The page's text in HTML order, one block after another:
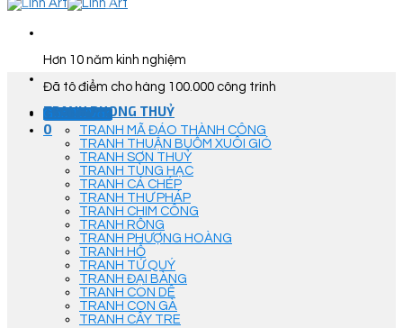
Hơn 10 năm kinh nghiệm
Đã tô điểm cho hàng 100.000 công trình
Góc Tư Vấn
0
TRANH PHONG THUỶ
TRANH MÃ ĐÁO THÀNH CÔNG
TRANH THUẬN BUỒM XUÔI GIÓ
TRANH SƠN THUỶ
TRANH TÙNG HẠC
TRANH CÁ CHÉP
TRANH THƯ PHÁP
TRANH CHIM CÔNG
TRANH RỒNG
TRANH PHƯỢNG HOÀNG
TRANH HỔ
TRANH TỨ QUÝ
TRANH ĐẠI BÀNG
TRANH CON DÊ
TRANH CON GÀ
TRANH CÂY TRE